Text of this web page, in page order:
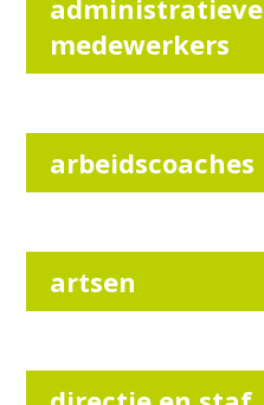
administratieve
medewerkers
arbeidscoaches
artsen